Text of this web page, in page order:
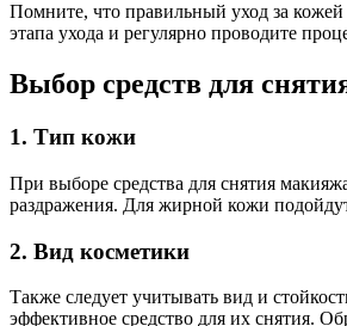
Помните, что правильный уход за кожей
этапа ухода и регулярно проводите
Выбор средств для
1. Тип кожи
При выборе средства для снятия
раздражения. Для жирной кожи
2. Вид косметики
Также следует учитывать вид и
эффективное средство для их снятия.